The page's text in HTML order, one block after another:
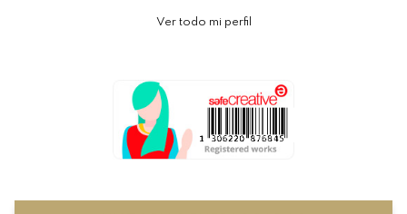
Ver todo mi perfil